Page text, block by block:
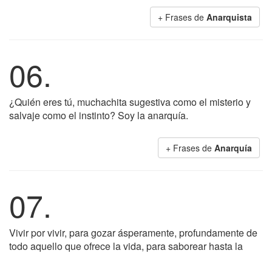
+ Frases de Anarquista
06.
¿Quién eres tú, muchachita sugestiva como el misterio y
salvaje como el instinto? Soy la anarquía.
+ Frases de Anarquía
07.
Vivir por vivir, para gozar ásperamente, profundamente de
todo aquello que ofrece la vida, para saborear hasta la